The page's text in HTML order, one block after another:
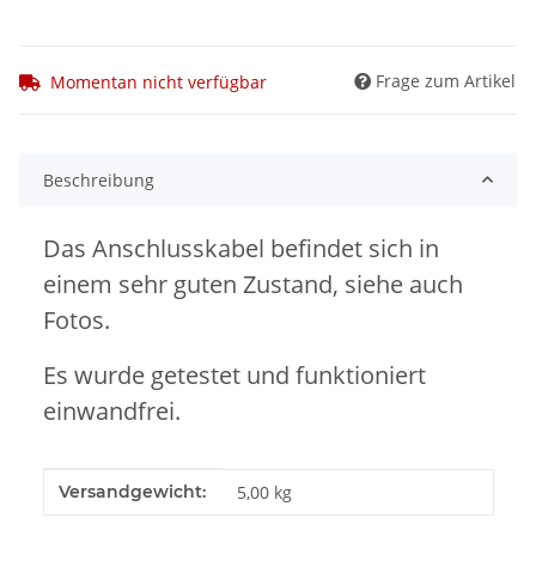
Momentan nicht verfügbar Frage zum Artikel
Beschreibung
Das Anschlusskabel befindet sich in
einem sehr guten Zustand, siehe auch
Fotos.
Es wurde getestet und funktioniert
einwandfrei.
Produkteigenschaft
Wert
Versandgewicht: 5,00 kg